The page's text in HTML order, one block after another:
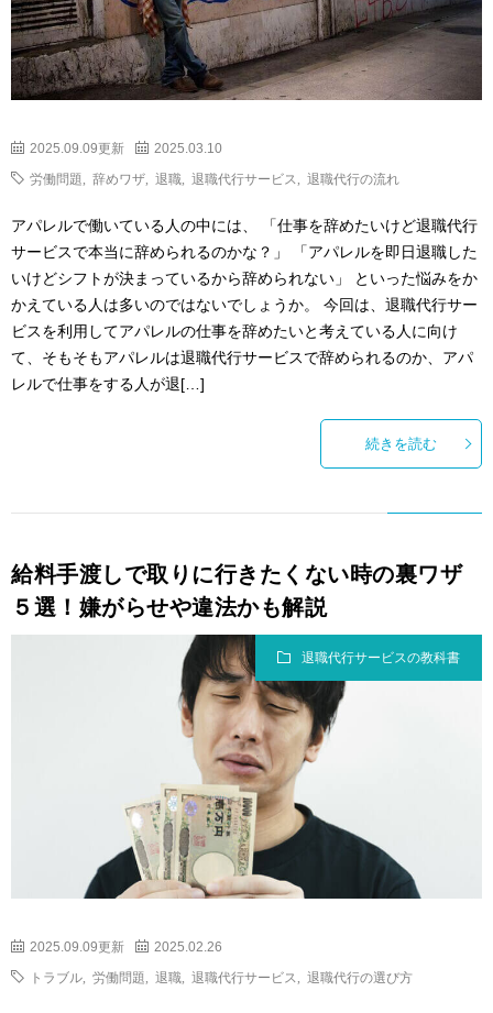
2025.09.09更新 2025.03.10
労働問題 辞めワザ 退職 退職代行サービス 退職代行の流れ
アパレルで働いている人の中には、 「仕事を辞めたいけど退職代行
サービスで本当に辞められるのかな？」 「アパレルを即日退職した
いけどシフトが決まっているから辞められない」 といった悩みをか
かえている人は多いのではないでしょうか。 今回は、退職代行サー
ビスを利用してアパレルの仕事を辞めたいと考えている人に向け
て、そもそもアパレルは退職代行サービスで辞められるのか、アパ
レルで仕事をする人が退[…]
続きを読む
給料手渡しで取りに行きたくない時の裏ワザ
５選！嫌がらせや違法かも解説
退職代行サービスの教科書
2025.09.09更新 2025.02.26
トラブル 労働問題 退職 退職代行サービス 退職代行の選び方